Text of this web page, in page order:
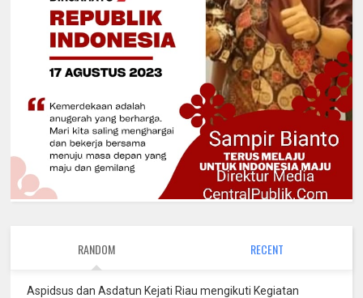
RANDOM RECENT
Aspidsus dan Asdatun Kejati Riau mengikuti Kegiatan